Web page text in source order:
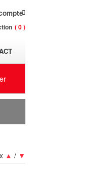
0
▲ / ▼